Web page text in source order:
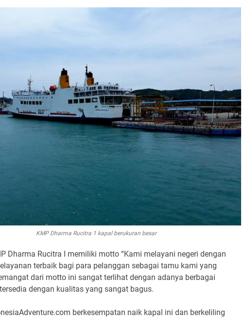
KMP Dharma Rucitra 1 kapal berukuran besar
Dharma Rucitra I memiliki motto “Kami melayani negeri dengan
terbaik bagi para pelanggan sebagai tamu kami yang
dari motto ini sangat terlihat dengan adanya berbagai
dengan kualitas yang sangat bagus.
berkesempatan naik kapal ini dan berkeliling